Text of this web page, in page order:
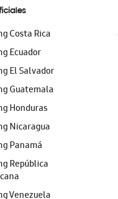
Costa Rica
Ecuador
El Salvador
Guatemala
Honduras
Nicaragua
Panamá
República
Venezuela